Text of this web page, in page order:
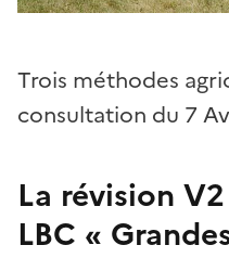
Trois méthodes
consultation du 7
La révision
LBC «